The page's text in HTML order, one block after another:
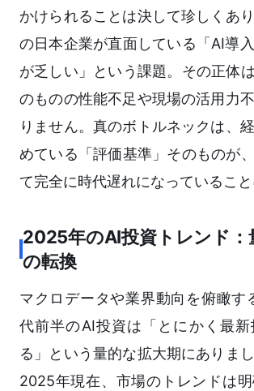
かけられることは決して珍しくあ
の日本企業が直面している「AI導
が乏しい」という課題。その正体
のものの性能不足や現場の活用力
りません。真のボトルネックは、
めている「評価基準」そのものが
て完全に時代遅れになっていること
2025年のAI投資トレンド：
の転換
マクロデータや業界動向を俯瞰す
代前半のAI投資は「とにかく最
る」という量的な拡大期にありまし
2025年現在、市場のトレンドは